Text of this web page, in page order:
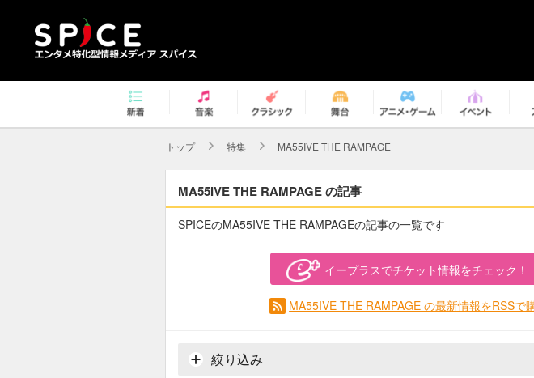
トップ 特集 MA55IVE THE RAMPAGE
MA55IVE THE RAMPAGE の記事
SPICEのMA55IVE THE RAMPAGEの記事の一覧です
イープラスでチケット情報をチェック！
MA55IVE THE RAMPAGE の最新情報をRSSで
絞り込み